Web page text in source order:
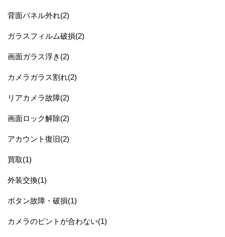
背面パネル外れ(2)
ガラスフィルム破損(2)
画面ガラス浮き(2)
カメラガラス割れ(2)
リアカメラ故障(2)
画面ロック解除(2)
アカウント復旧(2)
買取(1)
外装交換(1)
ボタン故障・破損(1)
カメラのピントが合わない(1)